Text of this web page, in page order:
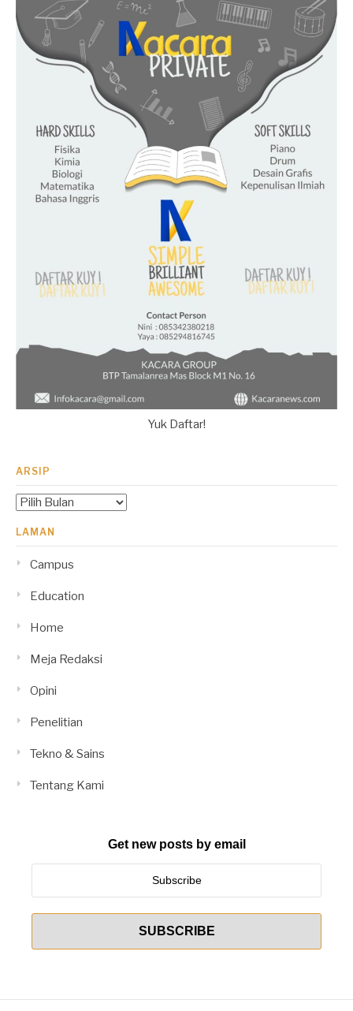
Yuk Daftar!
ARSIP
Arsip
LAMAN
Campus
Education
Home
Meja Redaksi
Opini
Penelitian
Tekno & Sains
Tentang Kami
Get new posts by email